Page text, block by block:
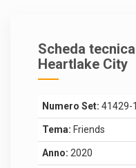
Scheda
Heartlake City
Numero Set: 41429-1
Tema: Friends
Anno: 2020